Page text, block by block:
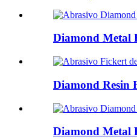
Diamond Metal
Diamond Resin
Diamond Metal